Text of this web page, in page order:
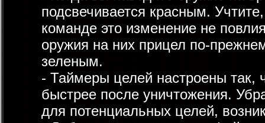
подсвечивается красным.
команде это изменение не
оружия на них прицел по-
зеленым.
- Таймеры целей настроены так,
быстрее после уничтожения.
для потенциальных целей,